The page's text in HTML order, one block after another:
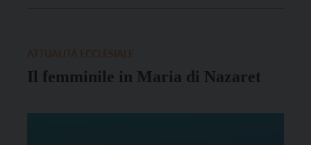
Il femminile in Maria di Nazaret